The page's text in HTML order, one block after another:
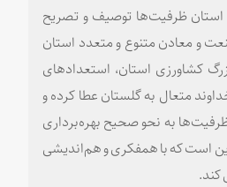
استان ظرفیت‌ها توصیف و تصریح
و معادن متنوع و متعدد استان
کشاورزی استان، استعدادهای
متعال به گلستان عطا کرده و
به نحو صحیح بهره‌برداری
است که با همفکری و هم‌اندیشی
کند.